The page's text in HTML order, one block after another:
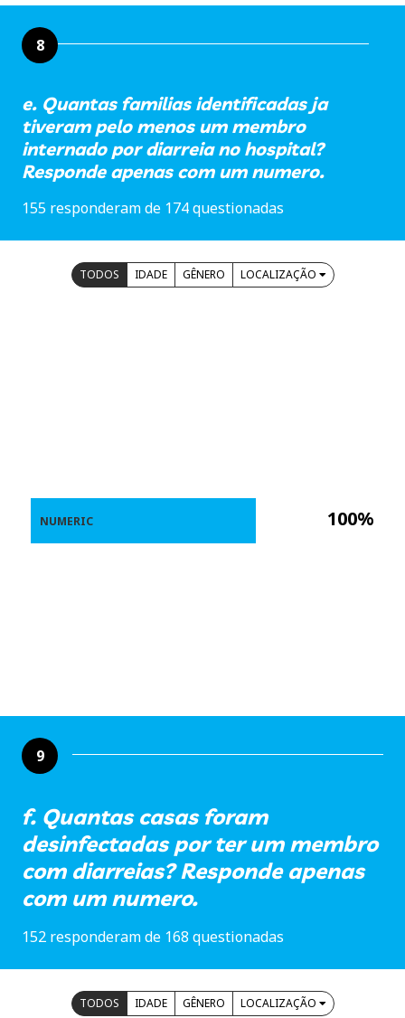
8
e. Quantas familias identificadas ja
tiveram pelo menos um membro
internado por diarreia no hospital?
Responde apenas com um numero.
155 responderam de 174 questionadas
TODOS IDADE GÊNERO LOCALIZAÇÃO
100%
NUMERIC
9
f. Quantas casas foram
desinfectadas por ter um membro
com diarreias? Responde apenas
com um numero.
152 responderam de 168 questionadas
TODOS IDADE GÊNERO LOCALIZAÇÃO